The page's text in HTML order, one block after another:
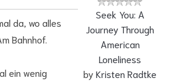
da, wo alles
Bahnhof.
ein wenig
Seek You: A
Journey Through
American
Loneliness
byKristen Radtke